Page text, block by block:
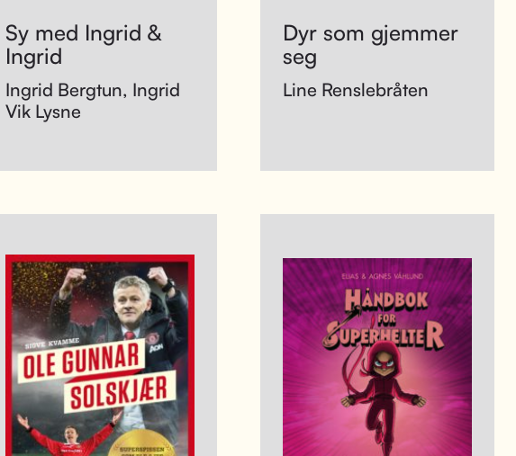
Sy med Ingrid &
Ingrid
Ingrid Bergtun, Ingrid
Vik Lysne
Dyr som gjemmer
seg
Line Renslebråten